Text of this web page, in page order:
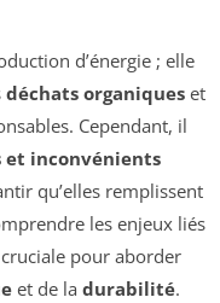
d’énergie ; elle
déchats organiques et
Cependant, il
et inconvénients
qu’elles remplissent
les enjeux liés
pour aborder
et de la durabilité.